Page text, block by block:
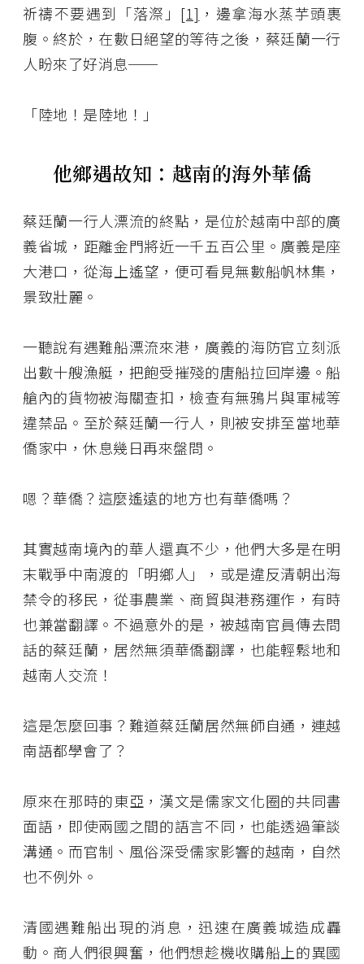
祈禱不要遇到「落漈」 [1] ，邊拿海水蒸芋頭裹
腹。終於，在數日絕望的等待之後，蔡廷蘭一行
人盼來了好消息──
「陸地！是陸地！」
他鄉遇故知：越南的海外華僑
蔡廷蘭一行人漂流的終點，是位於越南中部的廣
義省城，距離金門將近一千五百公里。廣義是座
大港口，從海上遙望，便可看見無數船帆林集，
景致壯麗。
一聽說有遇難船漂流來港，廣義的海防官立刻派
出數十艘漁艇，把飽受摧殘的唐船拉回岸邊。船
艙內的貨物被海關查扣，檢查有無鴉片與軍械等
違禁品。至於蔡廷蘭一行人，則被安排至當地華
僑家中，休息幾日再來盤問。
嗯？華僑？這麼遙遠的地方也有華僑嗎？
其實越南境內的華人還真不少，他們大多是在明
末戰爭中南渡的「明鄉人」，或是違反清朝出海
禁令的移民，從事農業、商貿與港務運作，有時
也兼當翻譯。不過意外的是，被越南官員傳去問
話的蔡廷蘭，居然無須華僑翻譯，也能輕鬆地和
越南人交流！
這是怎麼回事？難道蔡廷蘭居然無師自通，連越
南語都學會了？
原來在那時的東亞，漢文是儒家文化圈的共同書
面語，即使兩國之間的語言不同，也能透過筆談
溝通。而官制、風俗深受儒家影響的越南，自然
也不例外。
清國遇難船出現的消息，迅速在廣義城造成轟
動。商人們很興奮，他們想趁機收購船上的異國